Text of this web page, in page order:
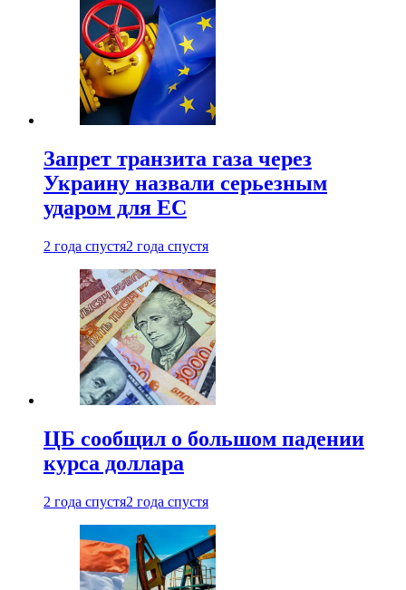
Запрет транзита газа через
Украину назвали серьезным
ударом для ЕС
2 года спустя2 года спустя
ЦБ сообщил о большом падении
курса доллара
2 года спустя2 года спустя